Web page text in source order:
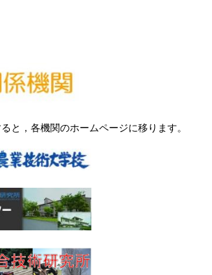
と，各機関のホームページに移ります。